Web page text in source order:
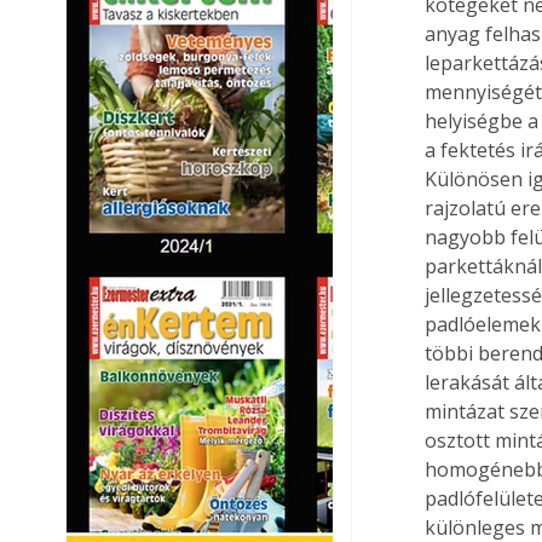
anyag
helyiségbe
a fektetés
Különösen
rajzolatú
nagyobb
többi
lerakását
mintázat
osztott
különleges